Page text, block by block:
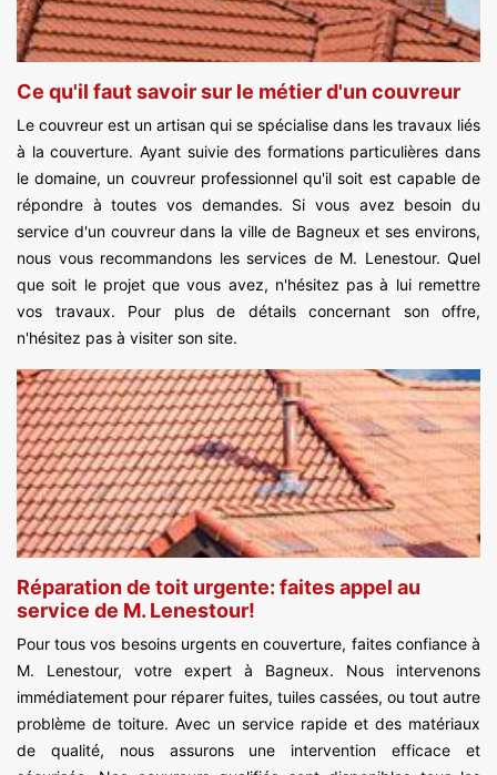
Ce qu'il faut savoir sur le métier d'un couvreur
Le couvreur est un artisan qui se spécialise dans les travaux liés
à la couverture. Ayant suivie des formations particulières dans
le domaine, un couvreur professionnel qu'il soit est capable de
répondre à toutes vos demandes. Si vous avez besoin du
service d'un couvreur dans la ville de Bagneux et ses environs,
nous vous recommandons les services de M. Lenestour. Quel
que soit le projet que vous avez, n'hésitez pas à lui remettre
vos travaux. Pour plus de détails concernant son offre,
n'hésitez pas à visiter son site.
Réparation de toit urgente: faites appel au
service de M. Lenestour!
Pour tous vos besoins urgents en couverture, faites confiance à
M. Lenestour, votre expert à Bagneux. Nous intervenons
immédiatement pour réparer fuites, tuiles cassées, ou tout autre
problème de toiture. Avec un service rapide et des matériaux
de qualité, nous assurons une intervention efficace et